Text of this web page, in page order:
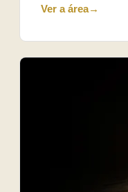
Ver a área→